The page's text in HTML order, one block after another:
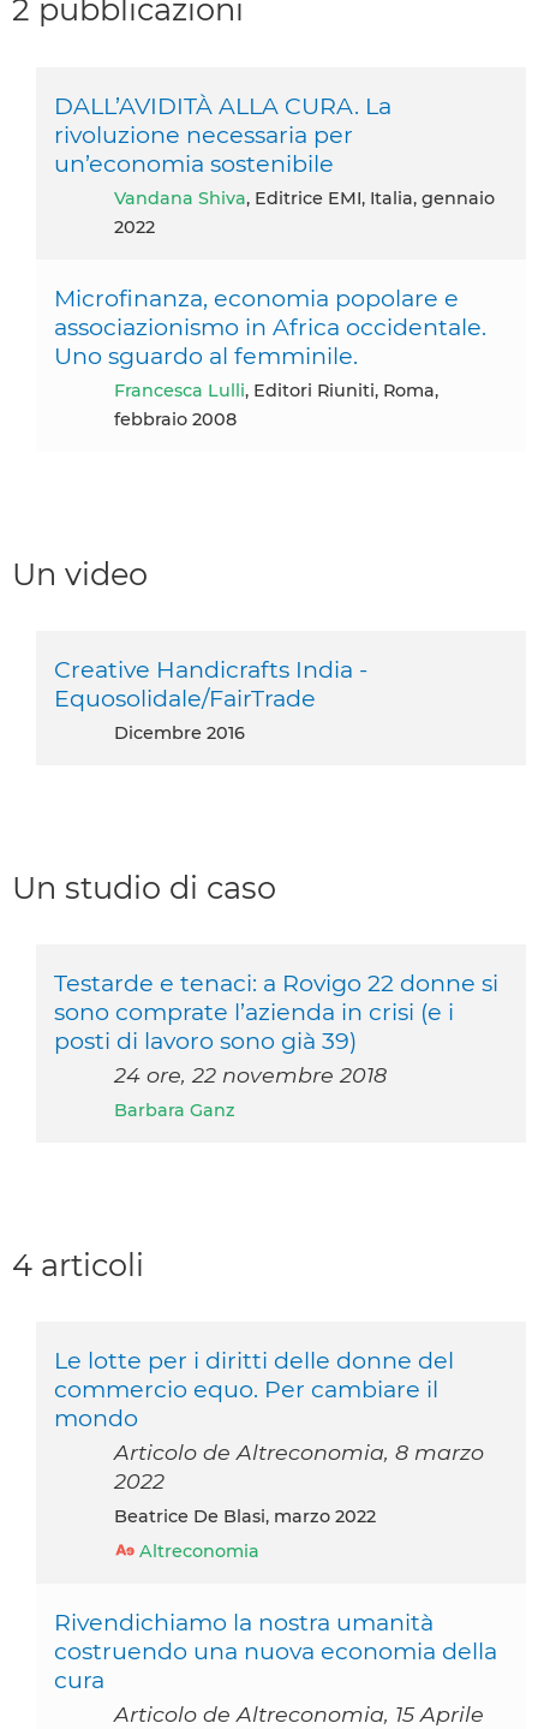
2 pubblicazioni
DALL’AVIDITÀ ALLA CURA. La
rivoluzione necessaria per
un’economia sostenibile
Vandana Shiva, Editrice EMI, Italia, gennaio
2022
Microfinanza, economia popolare e
associazionismo in Africa occidentale.
Uno sguardo al femminile.
Francesca Lulli, Editori Riuniti, Roma,
febbraio 2008
Un video
Creative Handicrafts India -
Equosolidale/FairTrade
dicembre 2016
Un studio di caso
Testarde e tenaci: a Rovigo 22 donne si
sono comprate l’azienda in crisi (e i
posti di lavoro sono già 39)
24 ore, 22 novembre 2018
Barbara Ganz
4 articoli
Le lotte per i diritti delle donne del
commercio equo. Per cambiare il
mondo
Articolo de Altreconomia, 8 marzo
2022
Beatrice De Blasi, marzo 2022
Altreconomia
Rivendichiamo la nostra umanità
costruendo una nuova economia della
cura
Articolo de Altreconomia, 15 Aprile